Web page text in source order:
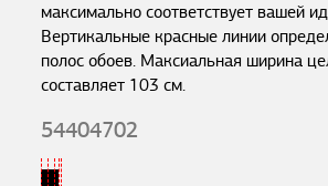
максимально соответствует вашей
Вертикальные красные линии
полос обоев. Максиальная ширина
составляет 103 см.
54404702